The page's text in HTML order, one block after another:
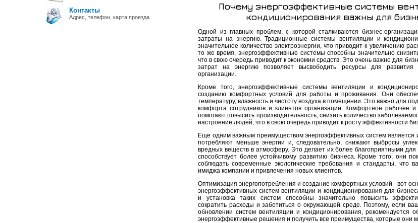
Контакты
Адрес, телефон, карта проезда
Почему энергоэффективные системы
кондиционирования важны для
Одной из главных проблем, с которой сталкиваются бизнес-
затраты на энергию. Традиционные системы вентиляции и
значительное количество электроэнергии, что приводит к увеличению
то же время, энергоэффективные системы способны значительно
что в свою очередь приводит к экономии средств. Это очень важно для
затрат на энергию позволяет высвободить ресурсы для развития
организации.
Кроме того, энергоэффективные системы вентиляции и
созданию комфортных условий для работы и проживания. Они
температуру, влажность и чистоту воздуха в помещении. Это важно для
комфорта сотрудников и клиентов организации. Комфортное рабочее
помогают повысить производительность, снизить количество
настроение людей, что в свою очередь приводит к росту эффективности
Еще одним важным преимуществом энергоэффективных систем является
потребляют меньше энергии и, следовательно, снижают выбросы
вредных веществ в атмосферу. Это делает их более благоприятными
способствует более устойчивому развитию бизнеса. Кроме того, они
соблюдать современные экологические требования и стандарты, что
имиджа компании и привлечения новых клиентов.
Оптимизация энергопотребления и создание комфортных условий - вот
энергоэффективных систем вентиляции и кондиционирования для
и установка таких систем способны значительно повысить
сократить расходы и заботиться о окружающей среде. Поэтому, если
обновлении систем вентиляции и кондиционирования, рекомендуется
энергоэффективные решения и получить все преимущества, которые они